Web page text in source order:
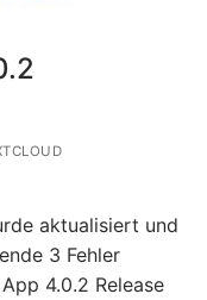
aktualisiert und
3 Fehler
4.0.2 Release